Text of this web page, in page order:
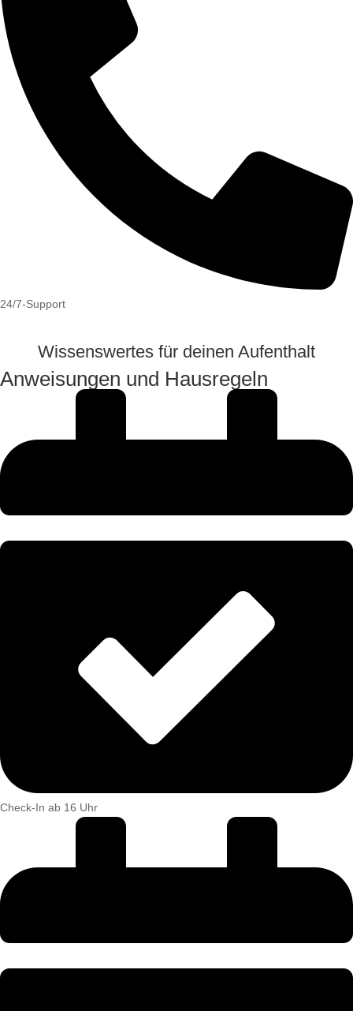
24/7-Support
Wissenswertes für deinen Aufenthalt
Anweisungen und Hausregeln
Check-In ab 16 Uhr